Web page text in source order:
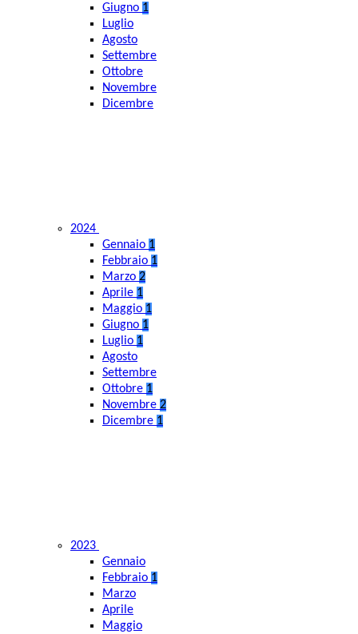
Giugno 1
Luglio
Agosto
Settembre
Ottobre
Novembre
Dicembre
2024
Gennaio 1
Febbraio 1
Marzo 2
Aprile 1
Maggio 1
Giugno 1
Luglio 1
Agosto
Settembre
Ottobre 1
Novembre 2
Dicembre 1
2023
Gennaio
Febbraio 1
Marzo
Aprile
Maggio